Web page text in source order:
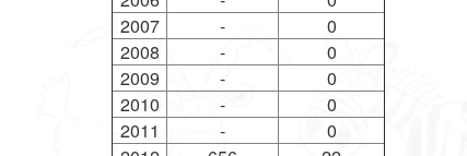
2007
-
0
2008
-
0
2009
-
0
2010
-
0
2011
-
0